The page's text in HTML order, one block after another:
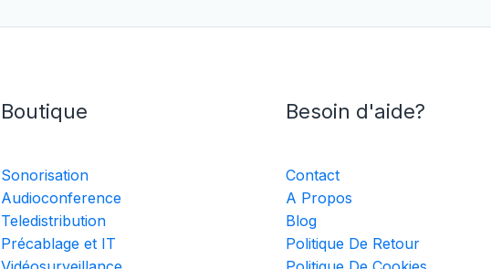
Boutique
Sonorisation
Audioconference
Teledistribution
Précablage et IT
Besoin d'aide?
Contact
A Propos
Blog
Politique De Retour